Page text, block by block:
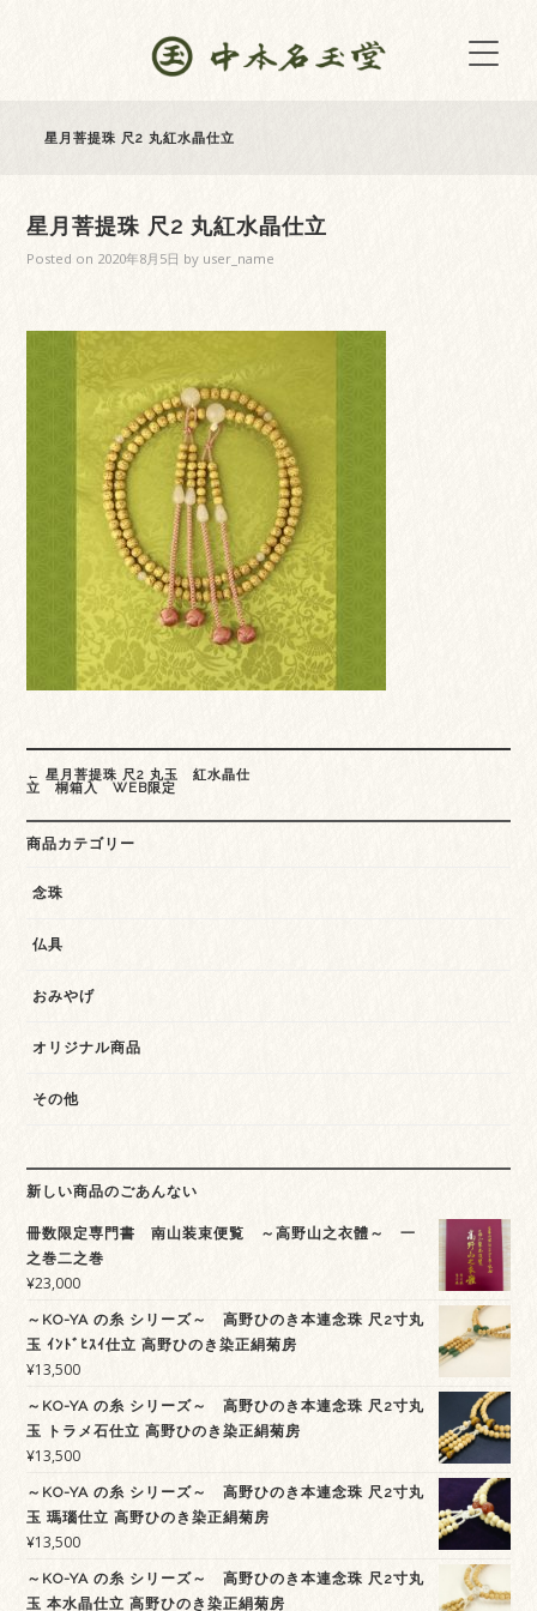
星月菩提珠 尺2 丸紅水晶仕立
星月菩提珠 尺2 丸紅水晶仕立
Posted on 2020年8月5日 by user_name
Post
navigation
← 星月菩提珠 尺2 丸玉 紅水晶仕
立 桐箱入 WEB限定
商品カテゴリー
念珠
仏具
おみやげ
オリジナル商品
その他
新しい商品のごあんない
冊数限定専門書 南山装束便覧 ～高野山之衣體～ 一
之巻二之巻
¥23,000
～KO-YA の糸 シリーズ～ 高野ひのき本連念珠 尺2寸丸
玉 ｲﾝﾄﾞﾋｽｲ仕立 高野ひのき染正絹菊房
¥13,500
～KO-YA の糸 シリーズ～ 高野ひのき本連念珠 尺2寸丸
玉 トラメ石仕立 高野ひのき染正絹菊房
¥13,500
～KO-YA の糸 シリーズ～ 高野ひのき本連念珠 尺2寸丸
玉 瑪瑙仕立 高野ひのき染正絹菊房
¥13,500
～KO-YA の糸 シリーズ～ 高野ひのき本連念珠 尺2寸丸
玉 本水晶仕立 高野ひのき染正絹菊房